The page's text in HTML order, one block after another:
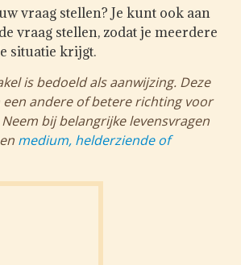
vraag stellen? Je kunt ook aan
vraag stellen, zodat je meerdere
situatie krijgt.
is bedoeld als aanwijzing. Deze
een andere of betere richting voor
bij belangrijke levensvragen
medium, helderziende of